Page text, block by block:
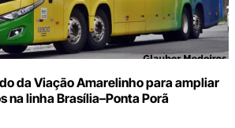
da Viação Amarelinho para ampliar
na linha Brasília–Ponta Porã